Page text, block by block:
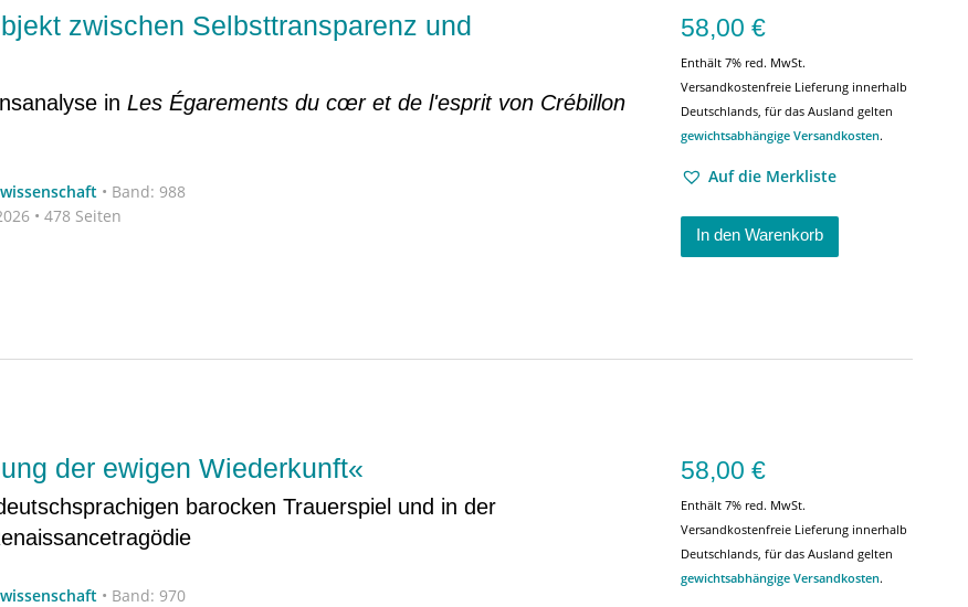
zwischen Selbsttransparenz und
in Les Égarements du cœr et de l'esprit von Crébillon
• Band: 988
• 478 Seiten
58,00 €
Enthält 7% red. MwSt.
Versandkostenfreie Lieferung innerhalb
Deutschlands, für das Ausland gelten
gewichtsabhängige Versandkosten.
Auf die Merkliste
In den Warenkorb
der ewigen Wiederkunft«
barocken Trauerspiel und in der
• Band: 970
58,00 €
Enthält 7% red. MwSt.
Versandkostenfreie Lieferung innerhalb
Deutschlands, für das Ausland gelten
gewichtsabhängige Versandkosten.